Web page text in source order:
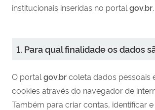
institucionais inseridas no portal gov.br.
1. Para qual finalidade os dados
O portal gov.brcoleta dados pessoais
cookies através do navegador de
Também para criar contas, identificar